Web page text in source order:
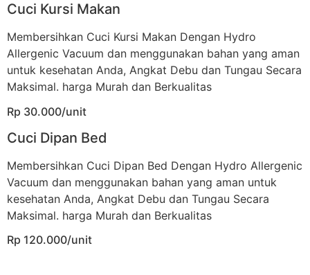
Cuci Kursi Makan
Membersihkan Cuci Kursi Makan Dengan Hydro
Allergenic Vacuum dan menggunakan bahan yang aman
untuk kesehatan Anda, Angkat Debu dan Tungau Secara
Maksimal. harga Murah dan Berkualitas
Rp 30.000/unit
Cuci Dipan Bed
Membersihkan Cuci Dipan Bed Dengan Hydro Allergenic
Vacuum dan menggunakan bahan yang aman untuk
kesehatan Anda, Angkat Debu dan Tungau Secara
Maksimal. harga Murah dan Berkualitas
Rp 120.000/unit